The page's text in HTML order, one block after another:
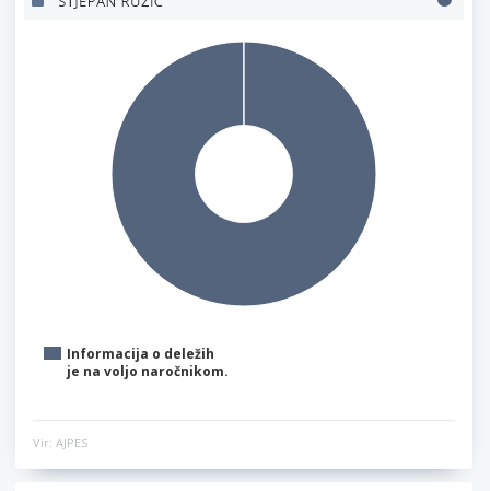
Informacija o deležih
je na voljo naročnikom.
Vir: AJPES